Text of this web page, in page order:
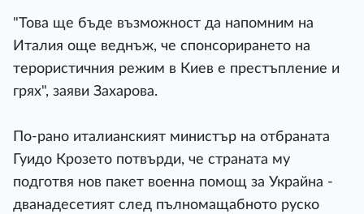
"Това ще бъде възможност да напомним на
Италия още веднъж, че спонсорирането на
терористичния режим в Киев е престъпление и
грях", заяви Захарова.
По-рано италианският министър на отбраната
Гуидо Крозето потвърди, че страната му
подготвя нов пакет военна помощ за Украйна -
дванадесетият след пълномащабното руско